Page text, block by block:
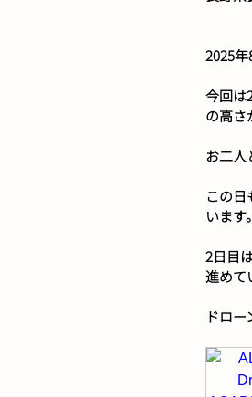
2025
今回は
の高さ
お二人
この
います。
2日目
進めて
ドロ